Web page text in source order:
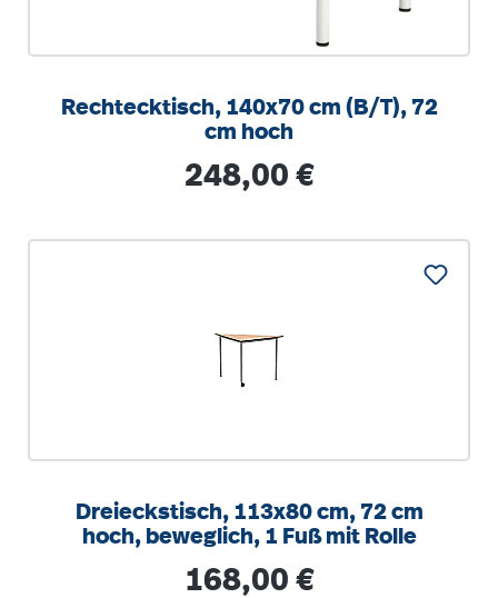
Rechtecktisch, 140x70 cm (B/T), 72
cm hoch
Regulärer Preis:
248,00 €
Dreieckstisch, 113x80 cm, 72 cm
hoch, beweglich, 1 Fuß mit Rolle
Regulärer Preis:
168,00 €